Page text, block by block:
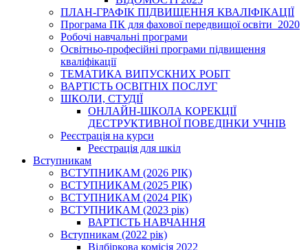
ПЛАН-ГРАФІК ПІДВИЩЕННЯ КВАЛІФІКАЦІЇ
Програма ПК для фахової передвищої освіти_2020
Робочі навчальні програми
Освітньо-професійні програми підвищення
кваліфікації
ТЕМАТИКА ВИПУСКНИХ РОБІТ
ВАРТІСТЬ ОСВІТНІХ ПОСЛУГ
ШКОЛИ, СТУДІЇ
ОНЛАЙН-ШКОЛА КОРЕКЦІЇ
ДЕСТРУКТИВНОЇ ПОВЕДІНКИ УЧНІВ
Реєстрація на курси
Реєстрація для шкіл
Вступникам
ВСТУПНИКАМ (2026 РІК)
ВСТУПНИКАМ (2025 РІК)
ВСТУПНИКАМ (2024 РІК)
ВСТУПНИКАМ (2023 рік)
ВАРТІСТЬ НАВЧАННЯ
Вступникам (2022 рік)
Відбіркова комісія 2022